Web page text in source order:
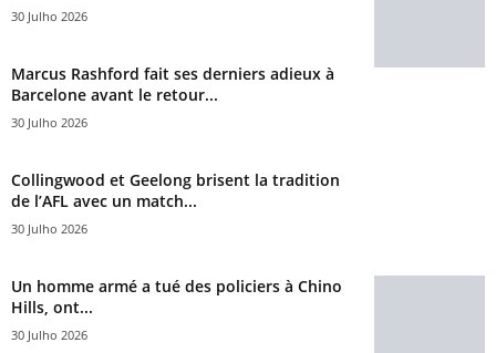
30 Julho 2026
Marcus Rashford fait ses derniers adieux à
Barcelone avant le retour...
30 Julho 2026
Collingwood et Geelong brisent la tradition
de l’AFL avec un match...
30 Julho 2026
Un homme armé a tué des policiers à Chino
Hills, ont...
30 Julho 2026